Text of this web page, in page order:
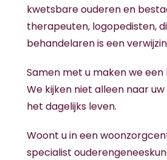
kwetsbare ouderen en
therapeuten, logopedisten,
behandelaren is een
Samen met u maken we
We kijken niet alleen naar
het dagelijks leven.
Woont u in een
specialist